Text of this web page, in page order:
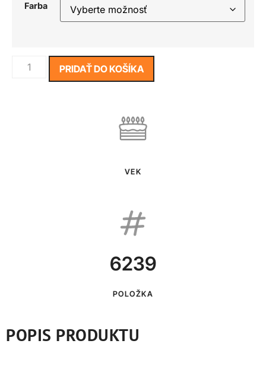
Farba
PRIDAŤ DO KOŠÍKA
VEK
6239
POLOŽKA
POPIS PRODUKTU